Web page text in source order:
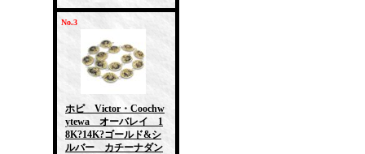
No.3
ホピ Victor・Coochw
ytewa オーバレイ 1
8K?14K?ゴールド&シ
ルバー カチーナダン